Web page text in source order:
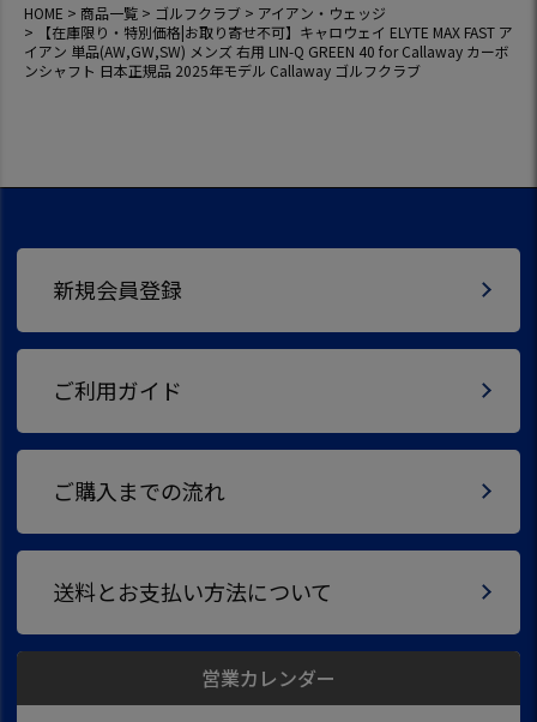
allaway ゴルフクラ
ブ
HOME 商品一覧 ゴルフクラブ
アイアン・ウェッジ
【在庫限り・特別価格|お取り寄せ不可】キャロウェイ ELYTE MAX FAST ア
イアン 単品(AW,GW,SW) メンズ 右用 LIN-Q GREEN 40 for Callaway カーボ
ンシャフト 日本正規品 2025年モデル Callaway ゴルフクラブ
新規会員登録
ご利用ガイド
ご購入までの流れ
送料とお支払い方法について
営業カレンダー